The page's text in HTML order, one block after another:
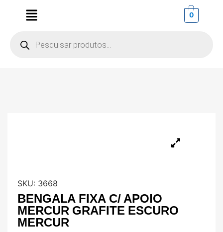
0
SKU: 3668
BENGALA FIXA C/ APOIO
MERCUR GRAFITE ESCURO
MERCUR